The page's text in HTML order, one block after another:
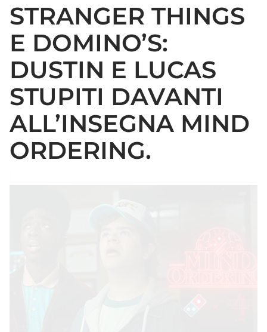
STRANGER THINGS
E DOMINO’S:
DUSTIN E LUCAS
STUPITI DAVANTI
ALL’INSEGNA MIND
ORDERING.